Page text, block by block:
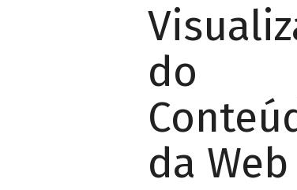
do
da Web